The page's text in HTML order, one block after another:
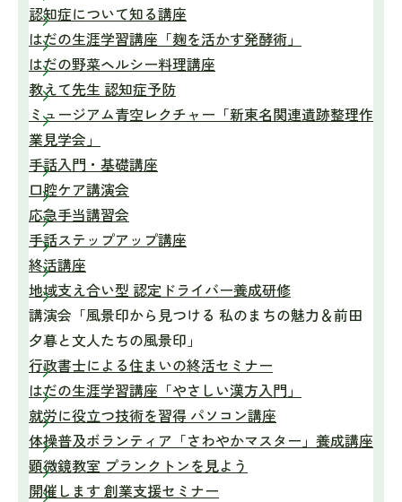
認知症について知る講座
はだの生涯学習講座「麹を活かす発酵術」
はだの野菜ヘルシー料理講座
教えて先生 認知症予防
ミュージアム青空レクチャー「新東名関連遺跡整理作
業見学会」
手話入門・基礎講座
口腔ケア講演会
応急手当講習会
手話ステップアップ講座
終活講座
地域支え合い型 認定ドライバー養成研修
講演会「風景印から見つける 私のまちの魅力＆前田
夕暮と文人たちの風景印」
行政書士による住まいの終活セミナー
はだの生涯学習講座「やさしい漢方入門」
就労に役立つ技術を習得 パソコン講座
体操普及ボランティア「さわやかマスター」養成講座
顕微鏡教室 プランクトンを見よう
開催します 創業支援セミナー